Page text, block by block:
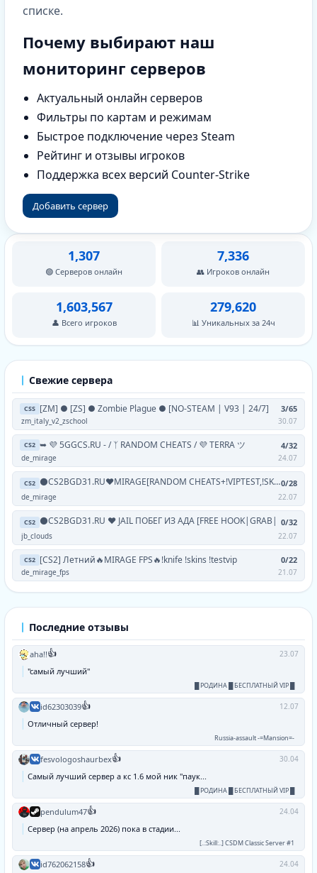
списке.
Почему выбирают наш
мониторинг серверов
Актуальный онлайн серверов
Фильтры по картам и режимам
Быстрое подключение через Steam
Рейтинг и отзывы игроков
Поддержка всех версий Counter-Strike
Добавить сервер
1,307
🟢 Серверов онлайн
7,336
👥 Игроков онлайн
1,603,567
👤 Всего игроков
279,620
📊 Уникальных за 24ч
Свежие сервера
CSS [ZM] ● [ZS] ● Zombie Plague ● [NO-STEAM | V93 | 24/7] 3/65
zm_italy_v2_zschool 30.07
CS2 ➥ 💜 5GGCS.RU - / ᛉ RANDOM CHEATS / 💜 TERRA ツ 4/32
de_mirage 24.07
CS2 ⚫CS2BGD31.RU❤MIRAGE[RANDOM CHEATS+!VIPTEST,!SKINS]0/28
de_mirage 22.07
CS2 ⚫CS2BGD31.RU ❤ JAIL ПОБЕГ ИЗ АДА [FREE HOOK|GRAB| 0/32
jb_clouds 22.07
CS2 [CS2] Летний🔥MIRAGE FPS🔥!knife !skins !testvip 0/22
de_mirage_fps 21.07
Последние отзывы
aha!!👍 23.07
"самый лучший"
█ РОДИНА █ БЕСПЛАТНЫЙ VIP █
id62303039👍 12.07
Отличный сервер!
Russia-assault -=Mansion=-
fesvologoshaurbex👍 30.04
Самый лучший сервер а кс 1.6 мой ник "паук...
█ РОДИНА █ БЕСПЛАТНЫЙ VIP █
pendulum47👍 24.04
Сервер (на апрель 2026) пока в стадии...
[..:Skill:..] CSDM Classic Server #1
id762062158👍 24.04